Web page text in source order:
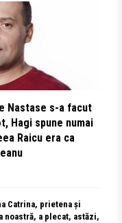
Nastase s-a facut
Hagi spune numai
Raicu era ca
Catrina, prietena și
noastră, a plecat, astăzi,